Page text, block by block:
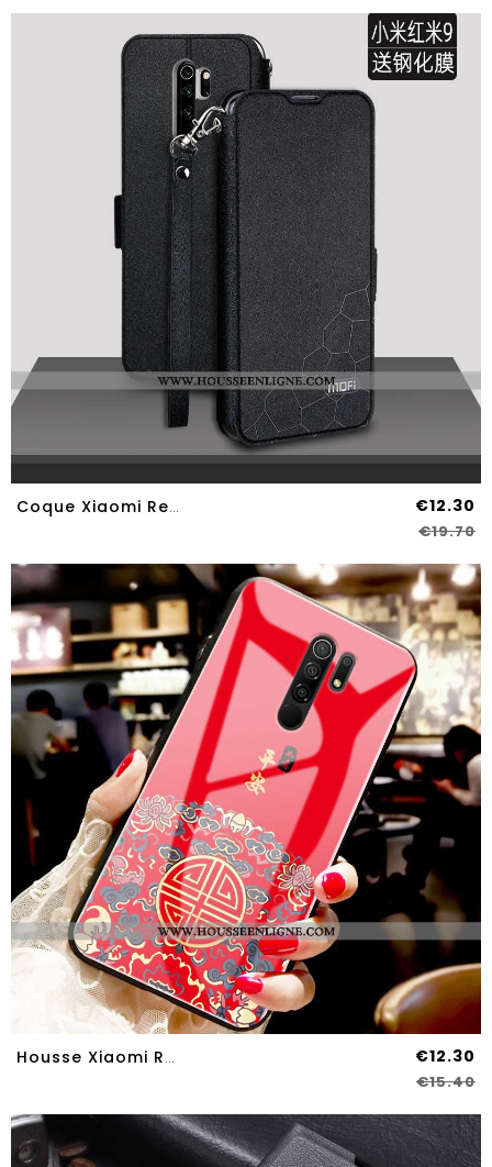
Coque Xiaomi Redmi 9 Silicone Protection Étui Petit Rouge Légère Personnalité Noir €12.30
€19.70
Housse Xiaomi Redmi 9 Protection Verre Style Chinois Tendance Étui Amoureux Fluide Doux Rouge €12.30
€15.40